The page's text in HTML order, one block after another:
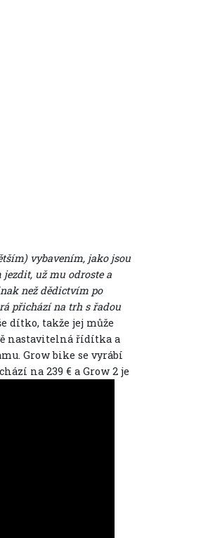
vybavením, jako jsou
už mu odroste a
než dědictvím po
přichází na trh s řadou
dítko, takže jej může
nastavitelná řídítka a
Grow bike se vyrábí
na 239 € a Grow 2 je